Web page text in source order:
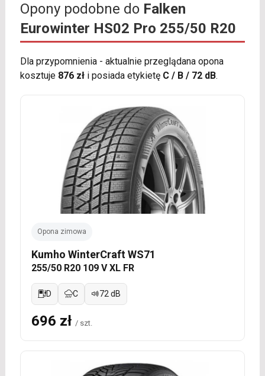
Opony podobne do Falken
Eurowinter HS02 Pro 255/50 R20
Dla przypomnienia - aktualnie przeglądana opona
kosztuje 876 złi posiada etykietę C / B / 72 dB.
Opona zimowa
Kumho WinterCraft WS71
255/50 R20 109 V XL FR
D C 72 dB
696 zł / szt.